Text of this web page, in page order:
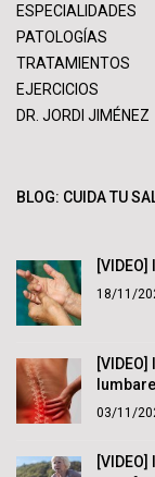
ESPECIALIDADES
PATOLOGÍAS
TRATAMIENTOS
EJERCICIOS
DR. JORDI JIMÉNEZ
BLOG: CUIDA TU
18/11/
03/11/